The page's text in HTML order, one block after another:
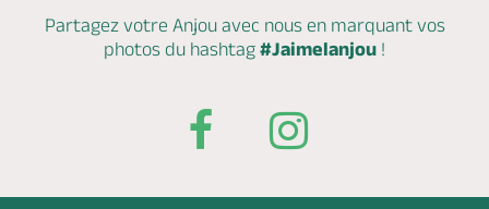
Partagez votre Anjou avec nous en marquantvos
photos du hashtag #Jaimelanjou !